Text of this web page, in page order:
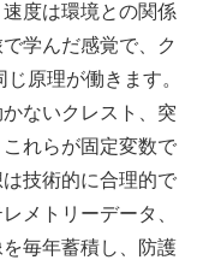
度は環境との関係
学んだ感覚で、ク
原理が働きます。
ないクレスト、突
れらが固定変数で
技術的に合理的で
メトリーデータ、
毎年蓄積し、防護